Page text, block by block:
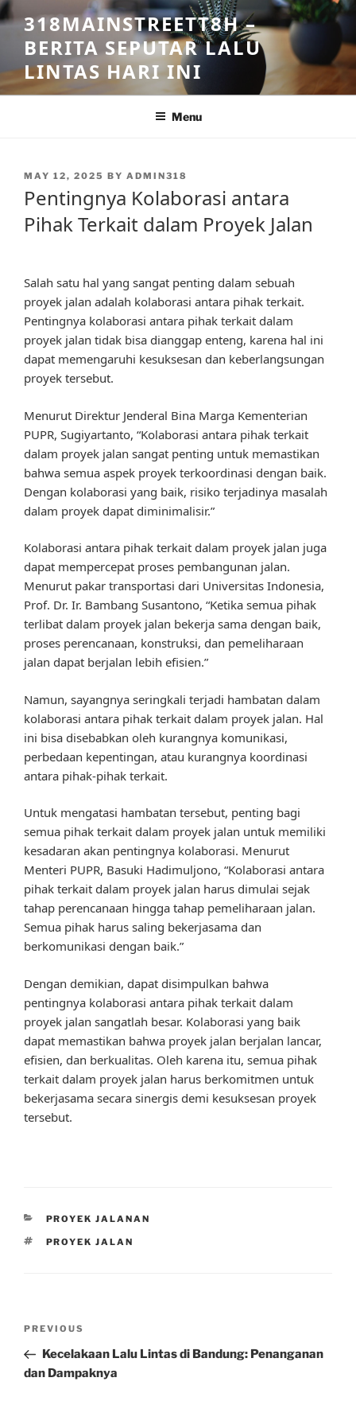
Skip
to
content
318MAINSTREETT8H –
BERITA SEPUTAR LALU
LINTAS HARI INI
Menu
POSTED
MAY 12, 2025 BY ADMIN318
Pentingnya Kolaborasi antara
Pihak Terkait dalam Proyek Jalan
Salah satu hal yang sangat penting dalam sebuah
proyek jalan adalah kolaborasi antara pihak terkait.
Pentingnya kolaborasi antara pihak terkait dalam
proyek jalan tidak bisa dianggap enteng, karena hal ini
dapat memengaruhi kesuksesan dan keberlangsungan
proyek tersebut.
Menurut Direktur Jenderal Bina Marga Kementerian
PUPR, Sugiyartanto, “Kolaborasi antara pihak terkait
dalam proyek jalan sangat penting untuk memastikan
bahwa semua aspek proyek terkoordinasi dengan baik.
Dengan kolaborasi yang baik, risiko terjadinya masalah
dalam proyek dapat diminimalisir.”
Kolaborasi antara pihak terkait dalam proyek jalan juga
dapat mempercepat proses pembangunan jalan.
Menurut pakar transportasi dari Universitas Indonesia,
Prof. Dr. Ir. Bambang Susantono, “Ketika semua pihak
terlibat dalam proyek jalan bekerja sama dengan baik,
proses perencanaan, konstruksi, dan pemeliharaan
jalan dapat berjalan lebih efisien.”
Namun, sayangnya seringkali terjadi hambatan dalam
kolaborasi antara pihak terkait dalam proyek jalan. Hal
ini bisa disebabkan oleh kurangnya komunikasi,
perbedaan kepentingan, atau kurangnya koordinasi
antara pihak-pihak terkait.
Untuk mengatasi hambatan tersebut, penting bagi
semua pihak terkait dalam proyek jalan untuk memiliki
kesadaran akan pentingnya kolaborasi. Menurut
Menteri PUPR, Basuki Hadimuljono, “Kolaborasi antara
pihak terkait dalam proyek jalan harus dimulai sejak
tahap perencanaan hingga tahap pemeliharaan jalan.
Semua pihak harus saling bekerjasama dan
berkomunikasi dengan baik.”
Dengan demikian, dapat disimpulkan bahwa
pentingnya kolaborasi antara pihak terkait dalam
proyek jalan sangatlah besar. Kolaborasi yang baik
dapat memastikan bahwa proyek jalan berjalan lancar,
efisien, dan berkualitas. Oleh karena itu, semua pihak
terkait dalam proyek jalan harus berkomitmen untuk
bekerjasama secara sinergis demi kesuksesan proyek
tersebut.
CATEGORIES
PROYEK JALANAN
TAGS
PROYEK JALAN
Previous
Post
PREVIOUS
Kecelakaan Lalu Lintas di Bandung: Penanganan
dan Dampaknya